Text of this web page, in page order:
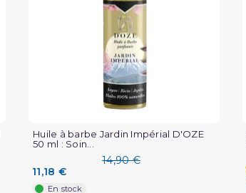
Huile à barbe Jardin Impérial D'OZE
50 ml : Soin...
14,90 €
11,18 €
En stock